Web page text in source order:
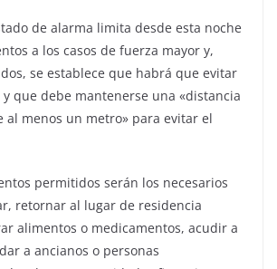
de alarma limita desde esta noche
a los casos de fuerza mayor y,
se establece que habrá que evitar
que debe mantenerse una «distancia
al menos un metro» para evitar el
permitidos serán los necesarios
retornar al lugar de residencia
alimentos o medicamentos, acudir a
a ancianos o personas